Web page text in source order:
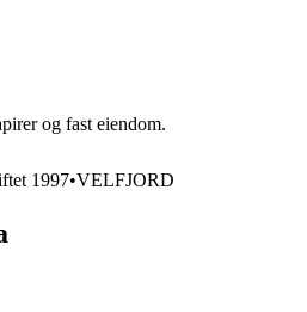
og fast eiendom.
1997•VELFJORD